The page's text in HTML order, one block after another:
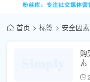
首页 标签 安全因素
购
素